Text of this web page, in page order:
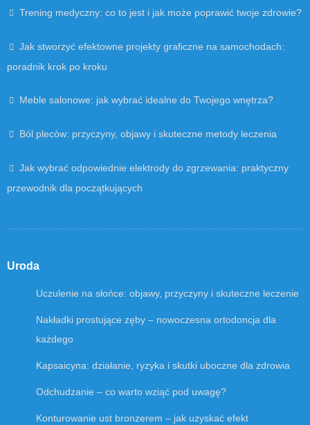
Trening medyczny: co to jest i jak może poprawić twoje zdrowie?
Jak stworzyć efektowne projekty graficzne na samochodach:
poradnik krok po kroku
Meble salonowe: jak wybrać idealne do Twojego wnętrza?
Ból pleców: przyczyny, objawy i skuteczne metody leczenia
Jak wybrać odpowiednie elektrody do zgrzewania: praktyczny
przewodnik dla początkujących
Uroda
Uczulenie na słońce: objawy, przyczyny i skuteczne leczenie
Nakładki prostujące zęby – nowoczesna ortodoncja dla
każdego
Kapsaicyna: działanie, ryzyka i skutki uboczne dla zdrowia
Odchudzanie – co warto wziąć pod uwagę?
Konturowanie ust bronzerem – jak uzyskać efekt